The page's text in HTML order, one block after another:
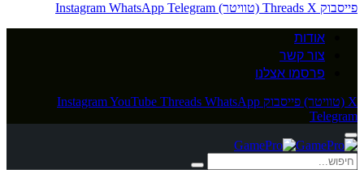
פייסבוק
Threads X (טוויטר) Instagram WhatsApp Telegram
אודות
צור קשר
פרסמו אצלנו
X (טוויטר) פייסבוק InstagramYouTube Threads WhatsApp
Telegram